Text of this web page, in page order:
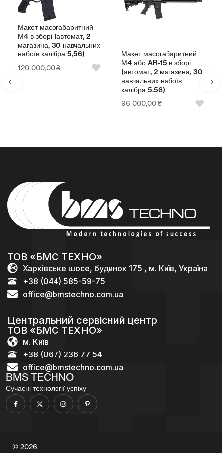
Макет масогабаритний
М4 в зборі (автомат, 2
магазина, 30 навчальних
набоїв калібра 5,56)
120 000,00₴
Макет масогабаритний
М4 або AR-15 в зборі
(автомат, 2 магазина, 30
навчальних набоїв
калібра 5.56)
96 000,00₴
BMS TECHNO
Сучасні технології успіху
ТОВ «БМС ТЕХНО»
Харківське шосе, будинок 175 , м. Київ, Україна
+38 (044) 585-59-75
office@bmstechno.com.ua
Центральний сервісний центр
ТОВ «БМС ТЕХНО»
м. Київ
+38 (067) 236 77 54
office@bmstechno.com.ua
© 2026